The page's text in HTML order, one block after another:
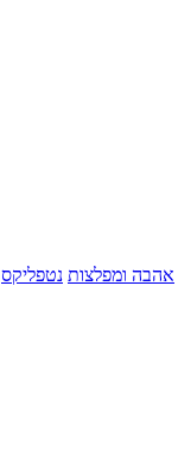
אהבה ומפלצות נטפליקס